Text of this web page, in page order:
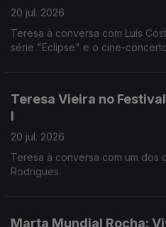
20 jul. 2026
Teresa à conversa com Luís
série "Eclipse" e o cine-
Teresa Vieira no
I
20 jul. 2026
Teresa à conversa com um dos
Rodrigues.
Marta Mundial Rocha: